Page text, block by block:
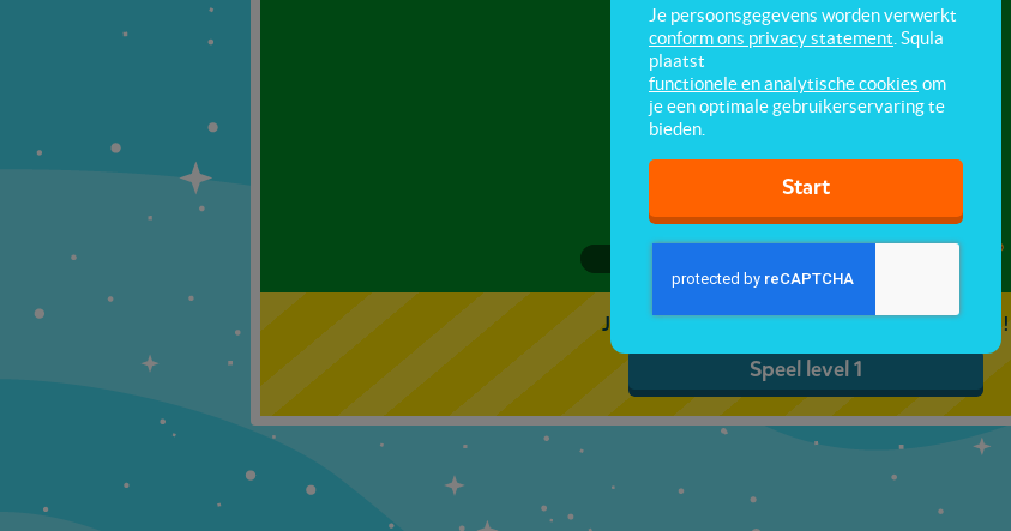
Spelletjes met Buurman & Buurman.
Je kunt 5 gratis quizzen spelen. Speel de eerste!
Speel level 1
Je persoonsgegevens worden verwerkt
conform ons privacy statement . Squla
plaatst
functionele en analytische cookies om
je een optimale gebruikerservaring te
bieden.
Start